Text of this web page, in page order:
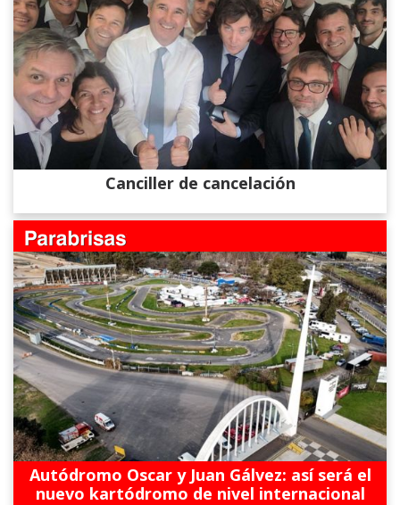
Canciller de cancelación
Autódromo Oscar y Juan Gálvez: así será el
nuevo kartódromo de nivel internacional